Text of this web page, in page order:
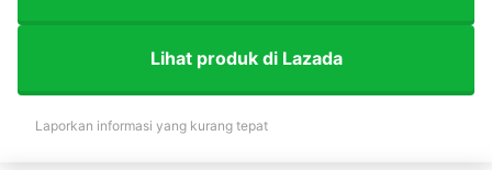
Lihat produk di Lazada
Laporkan informasi yang kurang tepat